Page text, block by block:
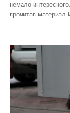
немало
прочитав материал